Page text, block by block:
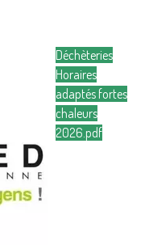
Déchèteries
Horaires
adaptés fortes
chaleurs
2026.pdf